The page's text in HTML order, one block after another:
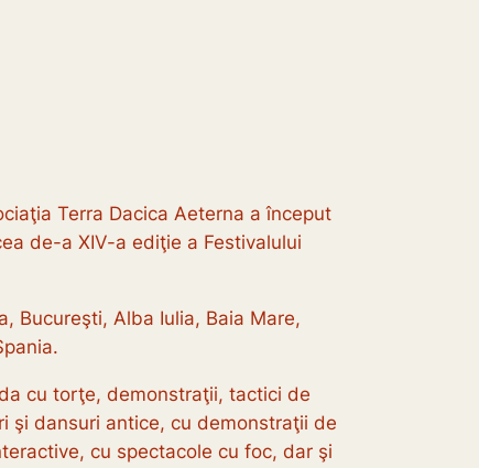
Terra Dacica Aeterna a început
de-a XIV-a ediţie a Festivalului
Bucureşti, Alba Iulia, Baia Mare,
cu torţe, demonstraţii, tactici de
şi dansuri antice, cu demonstraţii de
cu spectacole cu foc, dar şi